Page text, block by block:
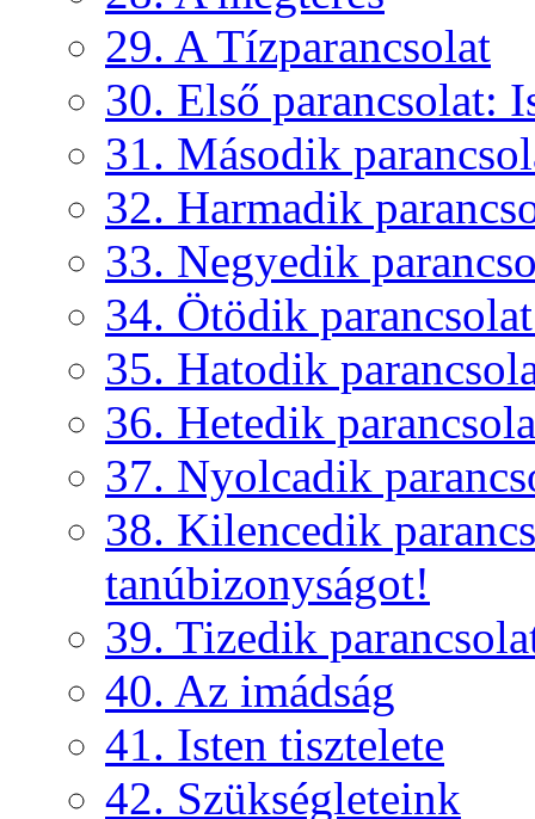
29. A Tízparancsolat
30. Első parancsolat:
31. Második
32. Harmadik
33. Negyedik
34. Ötödik
35. Hatodik
36. Hetedik
37. Nyolcadik
38. Kilencedik
tanúbizonyságot!
39. Tizedik
40. Az imádság
41. Isten tisztelete
42. Szükségleteink